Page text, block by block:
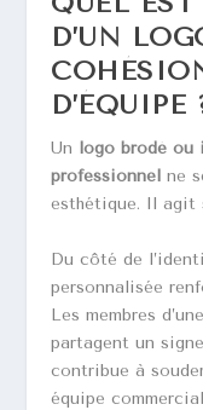
D’UN
D’ÉQUIPE
Un logo brodé ou
professionnel ne
esthétique. Il agit
Du côté de
personnalisée
Les membres
partagent un
contribue à
équipe